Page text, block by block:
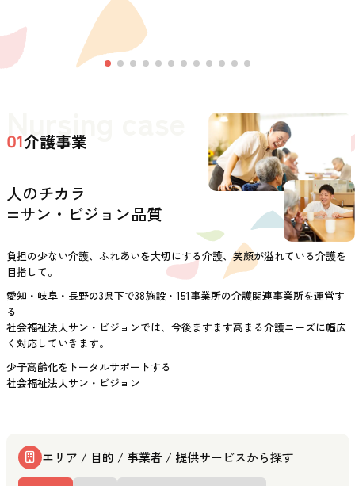
Nursing case
01介護事業
人のチカラ
=サン・ビジョン品質
負担の少ない介護、ふれあいを大切にする介護、笑顔が溢れている介護を
目指して。
愛知・岐阜・長野の3県下で38施設・151事業所の介護関連事業所を運営す
る
社会福祉法人サン・ビジョンでは、今後ますます高まる介護ニーズに幅広
く対応していきます。
少子高齢化をトータルサポートする
社会福祉法人サン・ビジョン
エリア / 目的 / 事業者 / 提供サービスから探す